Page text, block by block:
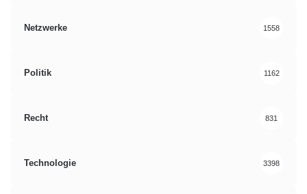
Netzwerke 1558
Politik 1162
Recht 831
Technologie 3398